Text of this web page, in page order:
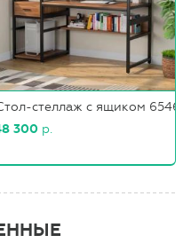
стеллаж с ящиком 6546
300 р.